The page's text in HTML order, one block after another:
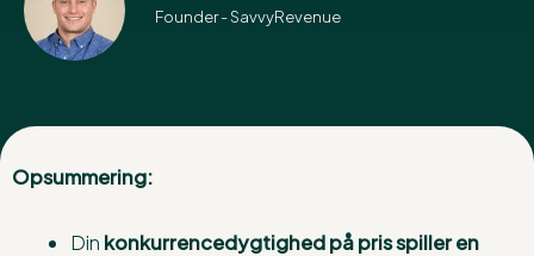
Founder - SavvyRevenue
Opsummering:
Din konkurrencedygtighed på pris spiller en